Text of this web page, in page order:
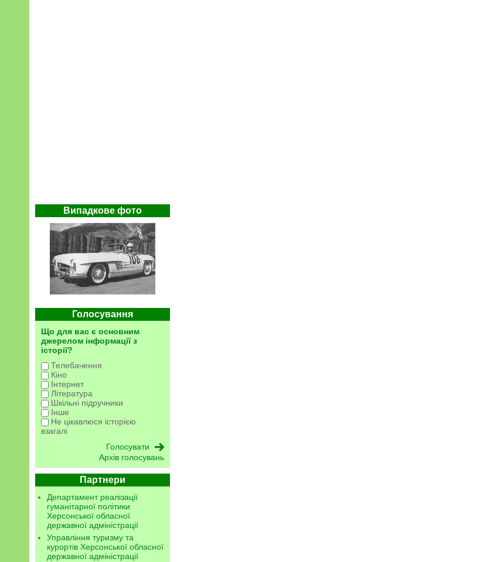
Випадкове фото
Голосування
Що для вас є основним
джерелом інформації з
історії?
Телебачення
Кіно
Інтернет
Література
Шкільні підручники
Інше
Не цікавлюся історією
взагалі
Архів голосувань
Партнери
Департамент реалізації
гуманітарної політики
Херсонської обласної
державної адміністрації
Управління туризму та
курортів Херсонської обласної
державної адміністрації